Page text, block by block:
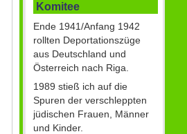
Komitee
Ende 1941/Anfang 1942
rollten Deportationszüge
aus Deutschland und
Österreich nach Riga.
1989 stieß ich auf die
Spuren der verschleppten
jüdischen Frauen, Männer
und Kinder.